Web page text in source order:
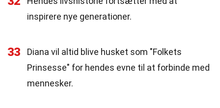
inspirere nye generationer.
33
Diana vil altid blive husket som "Folkets
Prinsesse" for hendes evne til at forbinde med
mennesker.